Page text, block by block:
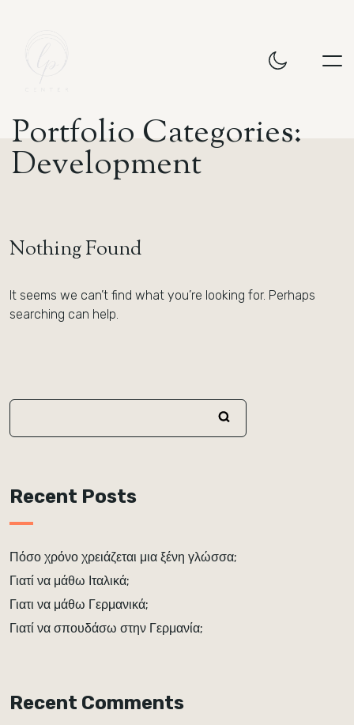
Portfolio Categories:
Development
Nothing Found
It seems we can’t find what you’re looking for. Perhaps
searching can help.
Recent Posts
Πόσο χρόνο χρειάζεται μια ξένη γλώσσα;
Γιατί να μάθω Ιταλικά;
Γιατι να μάθω Γερμανικά;
Γιατί να σπουδάσω στην Γερμανία;
Recent Comments